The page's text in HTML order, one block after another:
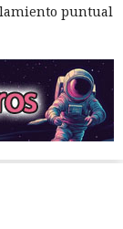
puntual